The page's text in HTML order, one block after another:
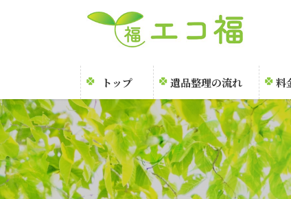
移
動
ン
に
移
動
トップ 遺品整理の流れ 料